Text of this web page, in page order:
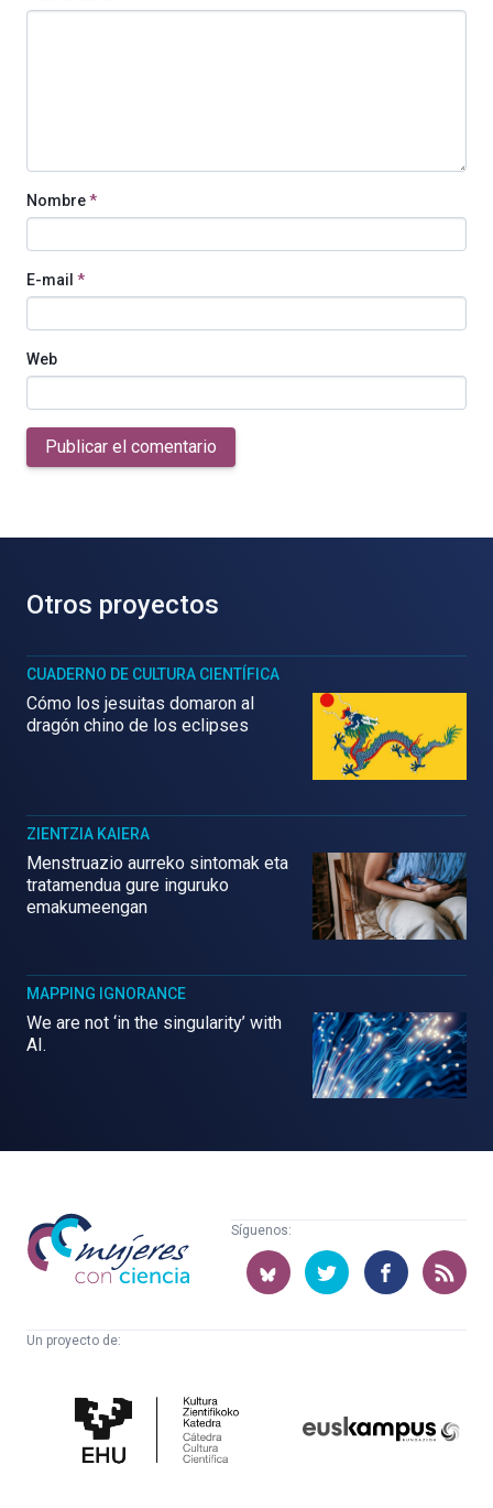
Nombre*
E-mail *
Web
Publicar el comentario
Otros proyectos
CUADERNO DE CULTURA CIENTÍFICA
Cómo los jesuitas domaron al
dragón chino de los eclipses
ZIENTZIA KAIERA
Menstruazio aurreko sintomak eta
tratamendua gure inguruko
emakumeengan
MAPPING IGNORANCE
We are not ‘in the singularity’ with
AI.
Mujeres
con
ciencia
Síguenos:
Un proyecto de:
Cultura
Científica